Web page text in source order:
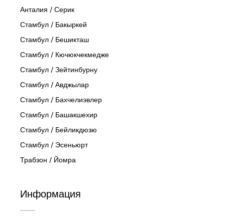
Анталия / Серик
Стамбул / Бакыркей
Стамбул / Бешикташ
Стамбул / Кючюкчекмедже
Стамбул / Зейтинбурну
Стамбул / Авджылар
Стамбул / Бахчелиэвлер
Стамбул / Башакшехир
Стамбул / Бейликдюзю
Стамбул / Эсеньюрт
Трабзон / Йомра
Информация